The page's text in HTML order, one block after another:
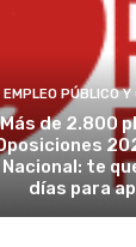
EMPLEO PÚBLICO
Más de 2.800
Nacional: te
días para